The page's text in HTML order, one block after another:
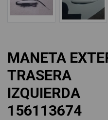
MANETA
TRASERA
IZQUIERDA
156113674